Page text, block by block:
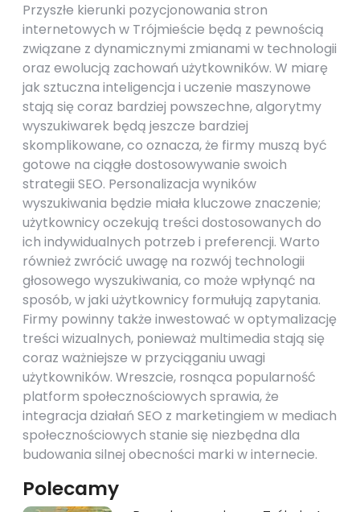
Przyszłe kierunki pozycjonowania stron
internetowych w Trójmieście będą z pewnością
związane z dynamicznymi zmianami w technologii
oraz ewolucją zachowań użytkowników. W miarę
jak sztuczna inteligencja i uczenie maszynowe
stają się coraz bardziej powszechne, algorytmy
wyszukiwarek będą jeszcze bardziej
skomplikowane, co oznacza, że firmy muszą być
gotowe na ciągłe dostosowywanie swoich
strategii SEO. Personalizacja wyników
wyszukiwania będzie miała kluczowe znaczenie;
użytkownicy oczekują treści dostosowanych do
ich indywidualnych potrzeb i preferencji. Warto
również zwrócić uwagę na rozwój technologii
głosowego wyszukiwania, co może wpłynąć na
sposób, w jaki użytkownicy formułują zapytania.
Firmy powinny także inwestować w optymalizację
treści wizualnych, ponieważ multimedia stają się
coraz ważniejsze w przyciąganiu uwagi
użytkowników. Wreszcie, rosnąca popularność
platform społecznościowych sprawia, że
integracja działań SEO z marketingiem w mediach
społecznościowych stanie się niezbędna dla
budowania silnej obecności marki w internecie.
Polecamy